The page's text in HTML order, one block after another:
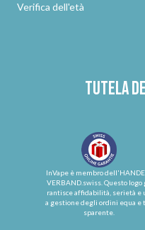
Verifica dell'età
Tutela
InVape è membro
VERBAND.swiss. Questo logo
rantisce affidabilità, serietà e
a gestione degli ordini equa e
sparente.